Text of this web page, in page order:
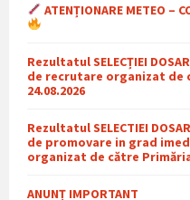
ATENȚIONARE METEO –
Rezultatul SELECȚIEI
de recrutare organizat de
24.08.2026
Rezultatul SELECTIEI
de promovare in grad
organizat de către
ANUNȚ IMPORTANT